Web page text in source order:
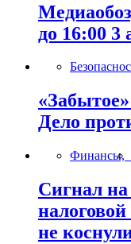
до 16:00 3
Дело
Финансы,
Сигнал
не